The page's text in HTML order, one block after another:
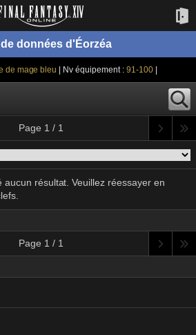
de données d'Éorzéa
de mage bleu | Nv équipement :91-100
Page 1 / 1
résultat. Veuillez réessayer en
Page 1 / 1